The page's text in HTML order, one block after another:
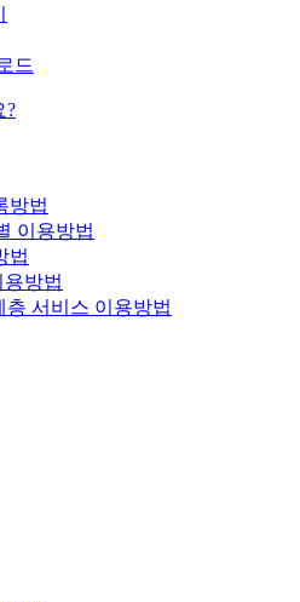
드
?
방법
이용방법
법
방법
층 서비스 이용방법